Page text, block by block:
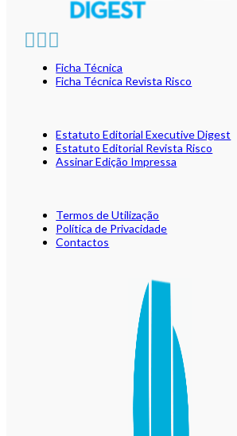
Ficha Técnica
Ficha Técnica Revista Risco
Estatuto Editorial Executive Digest
Estatuto Editorial Revista Risco
Assinar Edição Impressa
Termos de Utilização
Política de Privacidade
Contactos